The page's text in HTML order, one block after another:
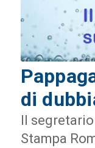
di
Il
Stampa